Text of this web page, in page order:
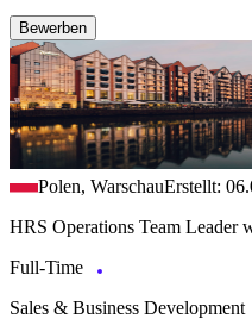
Bewerben
Polen, WarschauErstellt:
HRS Operations Team Leader
Full-Time
Sales & Business Development